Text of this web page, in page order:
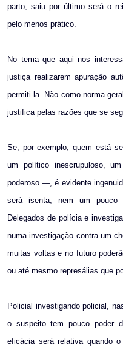
parto, saiu por último será o
pelo menos prático.
No tema que aqui nos
justiça realizarem apuração
permiti-la. Não como norma
justifica pelas razões que se
Se, por exemplo, quem está
um político inescrupuloso,
poderoso —, é evidente
será isenta, nem um pouco
Delegados de polícia e
numa investigação contra um
muitas voltas e no futuro
ou até mesmo represálias que
Policial investigando policial,
o suspeito tem pouco poder
eficácia será relativa quando